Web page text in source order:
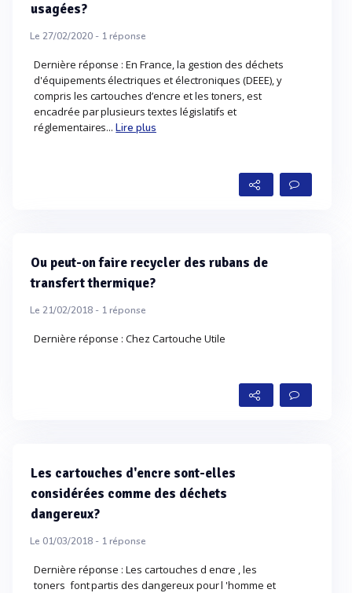
usagées?
Le 27/02/2020 - 1réponse
Dernière réponse : En France, la gestion des déchets
d'équipements électriques et électroniques (DEEE), y
compris les cartouches d’encre et les toners, est
encadrée par plusieurs textes législatifs et
réglementaires...Lire plus
Ou peut-on faire recycler des rubans de
transfert thermique?
Le 21/02/2018 - 1réponse
Dernière réponse : Chez Cartouche Utile
Les cartouches d'encre sont-elles
considérées comme des déchets
dangereux?
Le 01/03/2018 - 1réponse
Dernière réponse : Les cartouches d encre , les
toners font partis des dangereux pour l 'homme et